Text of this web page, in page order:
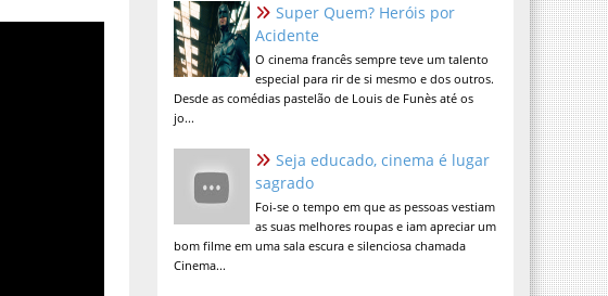
Super Quem? Heróis por
Acidente
O cinema francês sempre teve um talento
especial para rir de si mesmo e dos outros.
Desde as comédias pastelão de Louis de Funès até os
jo...
Seja educado, cinema é lugar
sagrado
Foi-se o tempo em que as pessoas vestiam
as suas melhores roupas e iam apreciar um
bom filme em uma sala escura e silenciosa chamada
Cinema...